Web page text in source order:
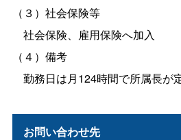
（３）社会保険等
社会保険、雇用保険へ加入
（４）備考
勤務日は月124時間で所属長が
お問い合わせ先